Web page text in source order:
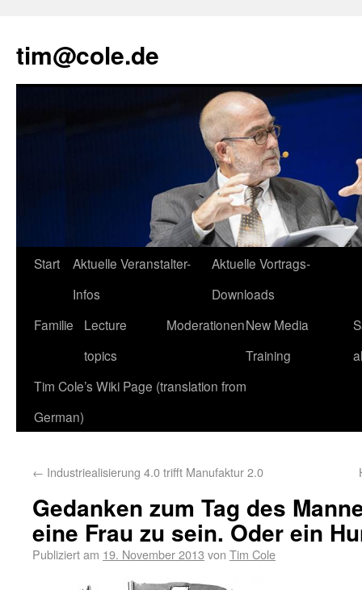
tim@cole.de
Start
Aktuelle Veranstalter-
Infos
Aktuelle Vortrags-
Downloads
Familie
Lecture
topics
ModerationenNew Media
Training
Tim Cole’s Wiki Page (translation from
German)
← Industriealisierung 4.0 trifft Manufaktur 2.0
Gedanken zum Tag des
eine Frau zu sein. Oder ein
Publiziert am 19. November 2013 von Tim Cole